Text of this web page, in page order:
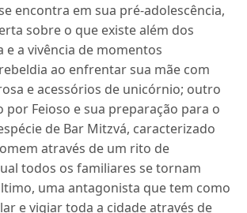
encontra em sua pré-adolescência,
sobre o que existe além dos
e a vivência de momentos
ao enfrentar sua mãe com
e acessórios de unicórnio; outro
por Feioso e sua preparação para o
de Bar Mitzvá, caracterizado
através de um rito de
todos os familiares se tornam
uma antagonista que tem como
e vigiar toda a cidade através de